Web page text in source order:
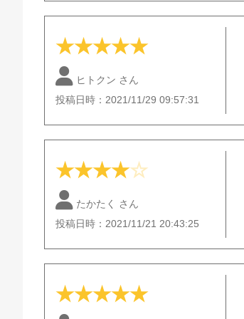
★★★★★
ヒトクン さん
投稿日時：2021/11/29 09:57:31
★★★★☆
たかたく さん
投稿日時：2021/11/21 20:43:25
★★★★★